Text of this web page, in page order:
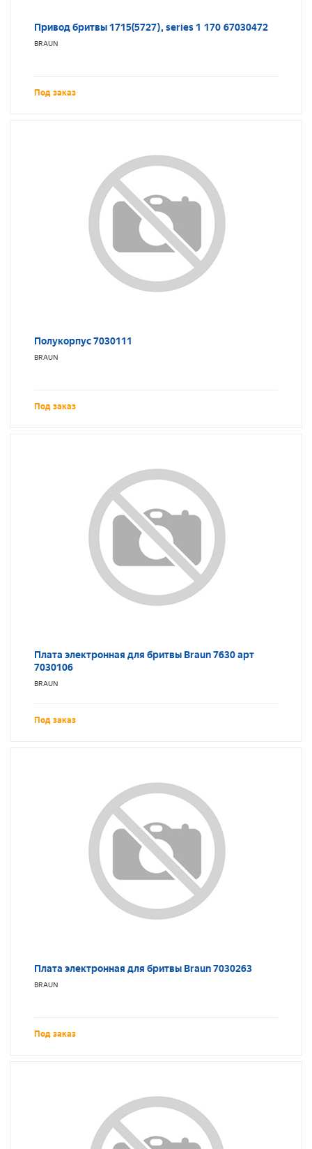
Привод бритвы 1715(5727), series 1 170 67030472
BRAUN
Под заказ
Полукорпус 7030111
BRAUN
Под заказ
Плата электронная для бритвы Braun 7630 арт
7030106
BRAUN
Под заказ
Плата электронная для бритвы Braun 7030263
BRAUN
Под заказ